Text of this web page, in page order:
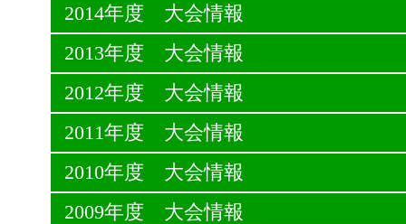
2014年度 大会情報
2013年度 大会情報
2012年度 大会情報
2011年度 大会情報
2010年度 大会情報
2009年度 大会情報